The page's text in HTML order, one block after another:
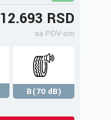
12.693 RSD
sa PDV-om
B(70 dB)